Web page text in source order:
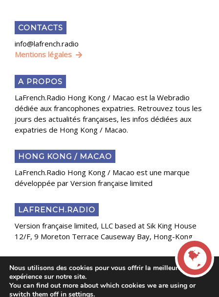
CONTACTS
info@lafrench.radio
Mentions légales
A PROPOS
LaFrench.Radio Hong Kong / Macao est la Webradio
dédiée aux francophones expatries. Retrouvez tous les
jours des actualités françaises, les infos dédiées aux
expatries de Hong Kong / Macao.
HONG KONG / MACAO
LaFrench.Radio Hong Kong / Macao est une marque
développée par Version française limited
LAFRENCH.RADIO
Version française limited, LLC based at Sik King House
12/F, 9 Moreton Terrace Causeway Bay, Hong-Kong
Copyright 2025 Presse Généraliste des Français de
l’Étranger
LIVE
Nous utilisons des cookies pour vous offrir la meilleure
expérience sur notre site.
You can find out more about which cookies we are using or
switch them off in settings.